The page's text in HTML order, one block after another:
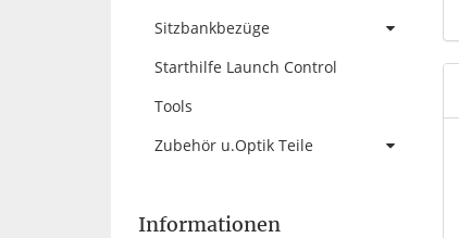
Sitzbankbezüge
Starthilfe Launch Control
Tools
Zubehör u.Optik Teile
Informationen